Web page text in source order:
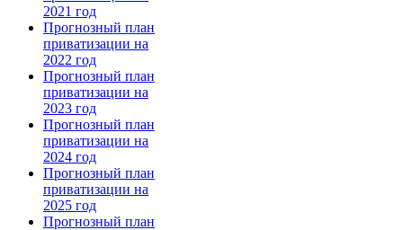
2021 год
Прогнозный план
приватизации на
2022 год
Прогнозный план
приватизации на
2023 год
Прогнозный план
приватизации на
2024 год
Прогнозный план
приватизации на
2025 год
Прогнозный план